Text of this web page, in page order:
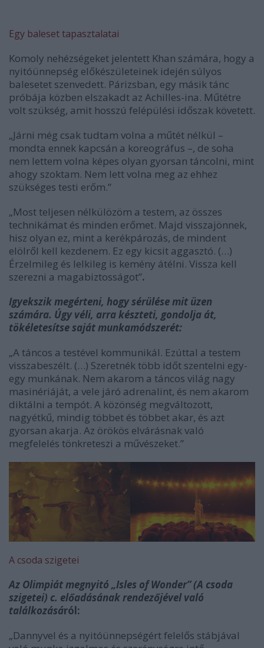
Egy baleset tapasztalatai
Komoly nehézségeket jelentett Khan számára, hogy a
nyitóünnepség előkészületeinek idején súlyos
balesetet szenvedett. Párizsban, egy másik tánc
próbája közben elszakadt az Achilles-ina. Műtétre
volt szükség, amit hosszú felépülési időszak követett.
„Járni még csak tudtam volna a műtét nélkül –
mondta ennek kapcsán a koreográfus –, de soha
nem lettem volna képes olyan gyorsan táncolni, mint
ahogy szoktam. Nem lett volna meg az ehhez
szükséges testi erőm.”
„Most teljesen nélkülözöm a testem, az összes
technikámat és minden erőmet. Majd visszajönnek,
hisz olyan ez, mint a kerékpározás, de mindent
elölről kell kezdenem. Ez egy kicsit aggasztó. (…)
Érzelmileg és lelkileg is kemény átélni. Vissza kell
szerezni a magabiztosságot”.
Igyekszik megérteni, hogy sérülése mit üzen
számára. Úgy véli, arra készteti, gondolja át,
tökéletesítse saját munkamódszerét:
„A táncos a testével kommunikál. Ezúttal a testem
visszabeszélt. (…) Szeretnék több időt szentelni egy-
egy munkának. Nem akarom a táncos világ nagy
masinériáját, a vele járó adrenalint, és nem akarom
diktálni a tempót. A közönség megváltozott,
nagyétkű, mindig többet és többet akar, és azt
gyorsan akarja. Az örökös elvárásnak való
megfelelés tönkreteszi a művészeket.”
A csoda szigetei
Az Olimpiát megnyitó „Isles of Wonder” (A csoda
szigetei) c. előadásának rendezőjével való
találkozásáról:
„Dannyvel és a nyitóünnepségért felelős stábjával